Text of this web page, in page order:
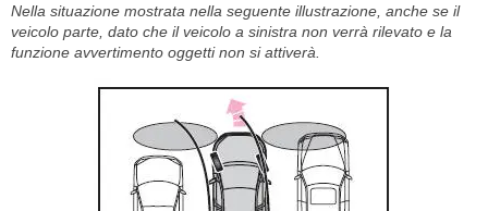
Nella situazione mostrata nella seguente illustrazione, anche se il
veicolo parte, dato che il veicolo a sinistra non verrà rilevato e la
funzione avvertimento oggetti non si attiverà.